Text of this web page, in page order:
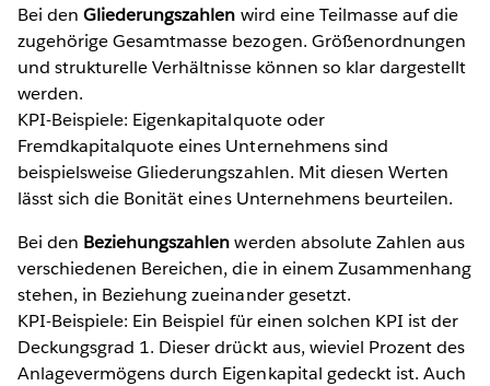
Bei denGliederungszahlen wird eine Teilmasse auf die
zugehörige Gesamtmasse bezogen. Größenordnungen
und strukturelle Verhältnisse können so klar dargestellt
werden.
KPI-Beispiele: Eigenkapitalquote oder
Fremdkapitalquote eines Unternehmens sind
beispielsweise Gliederungszahlen. Mit diesen Werten
lässt sich die Bonität eines Unternehmens beurteilen.
Bei den Beziehungszahlenwerden absolute Zahlen aus
verschiedenen Bereichen, die in einem Zusammenhang
stehen, in Beziehung zueinander gesetzt.
KPI-Beispiele: Ein Beispiel für einen solchen KPI ist der
Deckungsgrad 1. Dieser drückt aus, wieviel Prozent des
Anlagevermögens durch Eigenkapital gedeckt ist. Auch